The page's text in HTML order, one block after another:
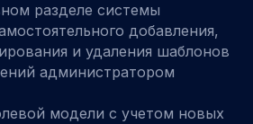
разделе системы
добавления,
и удаления шаблонов
администратором
модели с учетом новых